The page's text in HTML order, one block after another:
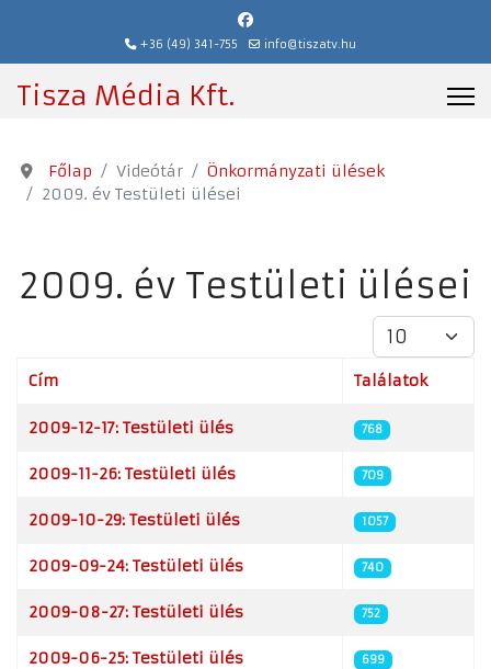
+36 (49) 341-755 info@tiszatv.hu
Tisza Média Kft.
Főlap Videótár
Önkormányzati ülések
2009. év Testületi ülései
2009. év Testületi ülései
Tételek #
Cím Találatok
2009-12-17: Testületi ülés 768
2009-11-26: Testületi ülés 709
2009-10-29: Testületi ülés 1057
2009-09-24: Testületi ülés 740
2009-08-27: Testületi ülés 752
2009-06-25: Testületi ülés 699